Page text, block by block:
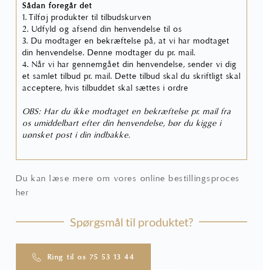
Sådan foregår det
1. Tilføj produkter til tilbudskurven
2. Udfyld og afsend din henvendelse til os
3. Du modtager en bekræftelse på, at vi har modtaget
din henvendelse. Denne modtager du pr. mail.
4. Når vi har gennemgået din henvendelse, sender vi dig
et samlet tilbud pr. mail. Dette tilbud skal du skriftligt skal
acceptere, hvis tilbuddet skal sættes i ordre
OBS: Har du ikke modtaget en bekræftelse pr. mail fra
os umiddelbart efter din henvendelse, bør du kigge i
uønsket post i din indbakke.
Du kan læse mere om vores online bestillingsproces
her
Spørgsmål til produktet?
Ring til os 75 53 13 44